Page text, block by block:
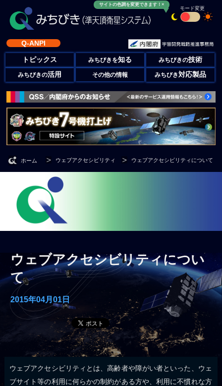
サイトの色調を変更できます！×
モード変更
Q-ANPI
トピックス みちびきを知る みちびきの技術
みちびきの活用 その他の情報 みちびき対応製品
ホーム ウェブアクセシビリティ ウェブアクセシビリティについて
ウェブアクセシビリティについ
て
2015年04月01日
ウェブアクセシビリティとは、高齢者や障がい者といった、ウェ
ブサイト等の利用に何らかの制約がある方や、利用に不慣れな方